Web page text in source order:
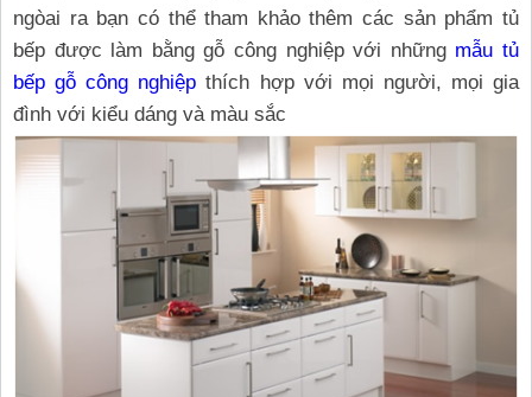
ngòai ra bạn có thể tham khảo thêm các sản phẩm tủ
bếp được làm bằng gỗ công nghiệp với những mẫu tủ
bếp gỗ công nghiệp thích hợp với mọi người, mọi gia
đình với kiểu dáng và màu sắc